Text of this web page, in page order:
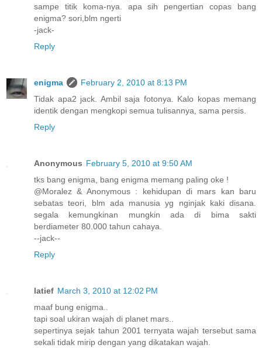
sampe titik koma-nya. apa sih pengertian copas bang
enigma? sori,blm ngerti
-jack-
Reply
enigma
February 2, 2010 at 8:13 PM
Tidak apa2 jack. Ambil saja fotonya. Kalo kopas memang
identik dengan mengkopi semua tulisannya, sama persis.
Reply
Anonymous February 5, 2010 at 9:50 AM
tks bang enigma, bang enigma memang paling oke !
@Moralez & Anonymous : kehidupan di mars kan baru
sebatas teori, blm ada manusia yg nginjak kaki disana.
segala kemungkinan mungkin ada di bima sakti
berdiameter 80.000 tahun cahaya.
--jack--
Reply
latief March 3, 2010 at 12:02 PM
maaf bung enigma..
tapi soal ukiran wajah di planet mars..
sepertinya sejak tahun 2001 ternyata wajah tersebut sama
sekali tidak mirip dengan yang dikatakan wajah.